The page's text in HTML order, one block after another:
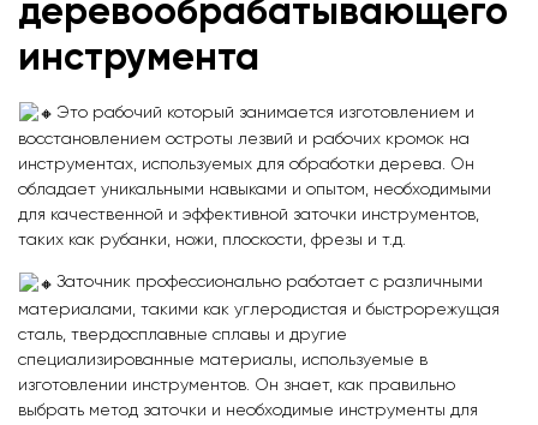
деревообрабатывающего
инструмента
Это рабочий который занимается изготовлением и
восстановлением остроты лезвий и рабочих кромок на
инструментах, используемых для обработки дерева. Он
обладает уникальными навыками и опытом, необходимыми
для качественной и эффективной заточки инструментов,
таких как рубанки, ножи, плоскости, фрезы и т.д.
Заточник профессионально работает с различными
материалами, такими как углеродистая и быстрорежущая
сталь, твердосплавные сплавы и другие
специализированные материалы, используемые в
изготовлении инструментов. Он знает, как правильно
выбрать метод заточки и необходимые инструменты для